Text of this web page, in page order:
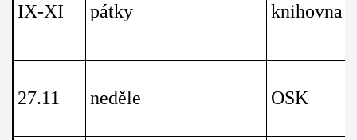
IX-XI pátky knihovna
27.11 neděle OSK